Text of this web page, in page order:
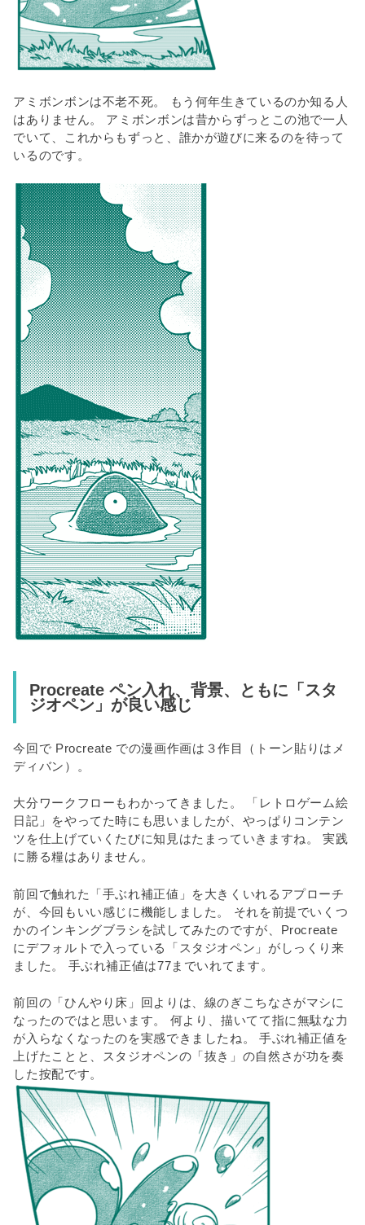
アミボンボンは不老不死。 もう何年生きているのか知る人
はありません。 アミボンボンは昔からずっとこの池で一人
でいて、これからもずっと、誰かが遊びに来るのを待って
いるのです。
Procreate ペン入れ、背景、ともに「スタ
ジオペン」が良い感じ
今回で Procreate での漫画作画は３作目（トーン貼りはメ
ディバン）。
大分ワークフローもわかってきました。 「レトロゲーム絵
日記」をやってた時にも思いましたが、やっぱりコンテン
ツを仕上げていくたびに知見はたまっていきますね。 実践
に勝る糧はありません。
前回で触れた「手ぶれ補正値」を大きくいれるアプローチ
が、今回もいい感じに機能しました。 それを前提でいくつ
かのインキングブラシを試してみたのですが、Procreate
にデフォルトで入っている「スタジオペン」がしっくり来
ました。 手ぶれ補正値は77までいれてます。
前回の「ひんやり床」回よりは、線のぎこちなさがマシに
なったのではと思います。 何より、描いてて指に無駄な力
が入らなくなったのを実感できましたね。 手ぶれ補正値を
上げたことと、スタジオペンの「抜き」の自然さが功を奏
した按配です。